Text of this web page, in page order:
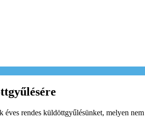
rendes küldöttgyűlésünket, melyen